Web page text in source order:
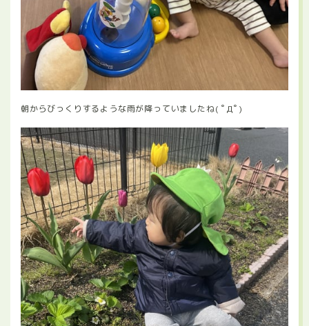
朝からびっくりするような雨が降っていましたね( ﾟДﾟ)